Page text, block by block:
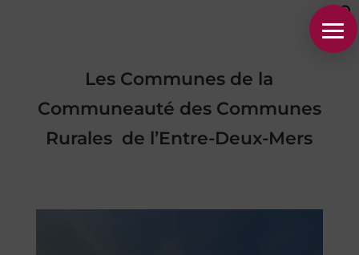
Les Communes de la
Communeauté des Communes
Rurales de l’Entre-Deux-Mers